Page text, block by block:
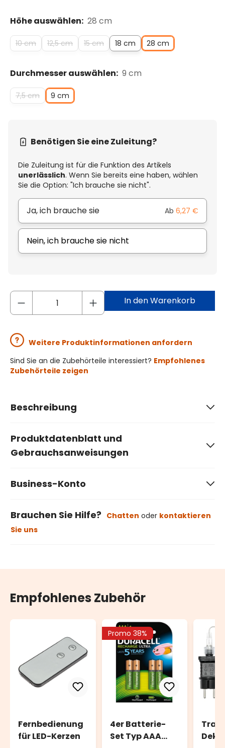
Höhe auswählen: 28 cm
10 cm 12,5 cm 15 cm 18 cm 28 cm
Durchmesser auswählen: 9 cm
7,5 cm 9 cm
Benötigen Sie eine Zuleitung?
Die Zuleitung ist für die Funktion des Artikels
unerlässlich. Wenn Sie bereits eine haben, wählen
Sie die Option: "Ich brauche sie nicht".
Ja, ich brauche sie Ab 6,27 €
Nein, ich brauche sie nicht
In den Warenkorb
Weitere Produktinformationen anfordern
Sind Sie an die Zubehörteile interessiert? Empfohlenes
Zubehörteile zeigen
Beschreibung
Produktdatenblatt und
Gebrauchsanweisungen
Business-Konto
Brauchen Sie Hilfe? Chatten oder kontaktieren
Sie uns
Empfohlenes Zubehör
Fernbedienung
für LED-Kerzen
Promo 38%
4er Batterie-
Set Typ AAA